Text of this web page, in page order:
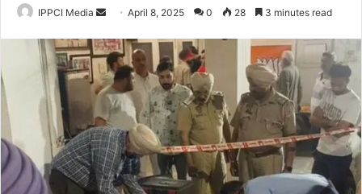
IPPCI Media
Send
email
April 8, 2025 0 28 3 minutes read